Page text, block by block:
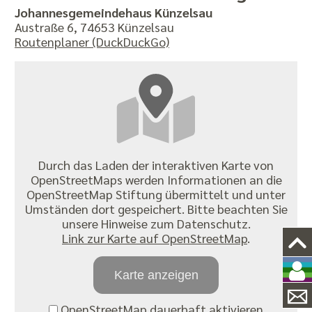
Johannesgemeindehaus Künzelsau
Austraße 6, 74653 Künzelsau
Routenplaner (DuckDuckGo)
Durch das Laden der interaktiven Karte von
OpenStreetMaps werden Informationen an die
OpenStreetMap Stiftung übermittelt und unter
Umständen dort gespeichert. Bitte beachten Sie
unsere Hinweise zum Datenschutz.
Link zur Karte auf OpenStreetMap.
Karte anzeigen
OpenStreetMap dauerhaft aktivieren